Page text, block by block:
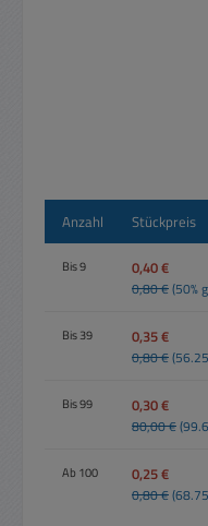
Anzahl Stückpreis
Bis9 0,40 €
0,80 €(50%
Bis39 0,35 €
0,80 €
Bis99 0,30 €
80,00 €
Ab 100 0,25 €
0,80 €